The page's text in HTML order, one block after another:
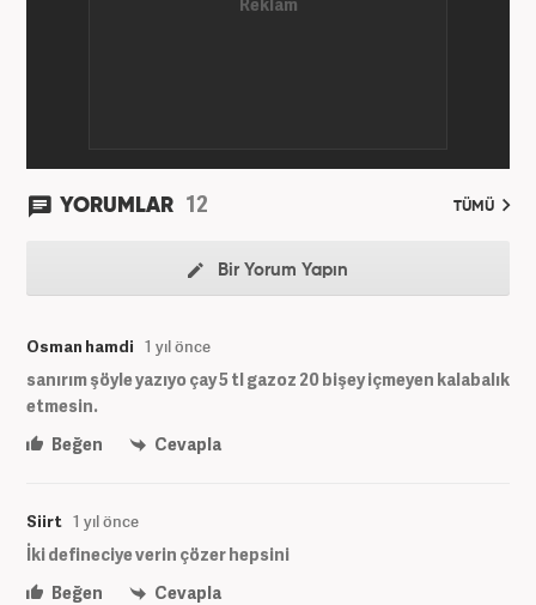
YORUMLAR 12 TÜMÜ
Bir Yorum Yapın
Osman hamdi 1 yıl önce
sanırım şöyle yazıyo çay 5 tl gazoz 20 bişey içmeyen kalabalık
etmesin.
Beğen
Cevapla
Siirt 1 yıl önce
İki defineciye verin çözer hepsini
Beğen
Cevapla